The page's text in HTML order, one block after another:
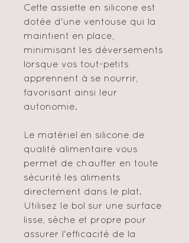
Cette assiette en silicone est
dotée d'une ventouse qui la
maintient en place,
minimisant les déversements
lorsque vos tout-petits
apprennent à se nourrir,
favorisant ainsi leur
autonomie.
Le matériel en silicone de
qualité alimentaire vous
permet de chauffer en toute
sécurité les aliments
directement dans le plat.
Utilisez le bol sur une surface
lisse, sèche et propre pour
assurer l'efficacité de la